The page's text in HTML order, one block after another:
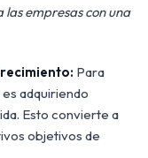
empresas con una
Para
adquiriendo
Esto convierte a
objetivos de